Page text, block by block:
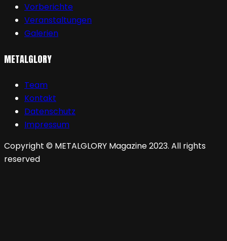
Vorberichte
Veranstaltungen
Galerien
METALGLORY
Team
Kontakt
Datenschutz
Impressum
Copyright © METALGLORY Magazine 2023. All rights
reserved